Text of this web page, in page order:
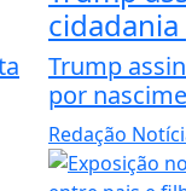
Trump
por
Redação